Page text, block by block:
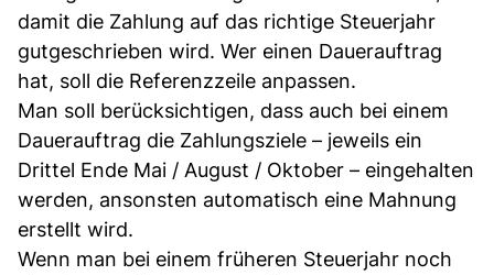
damit die Zahlung auf das richtige Steuerjahr
gutgeschrieben wird. Wer einen Dauerauftrag
hat, soll die Referenzzeile anpassen.
Man soll berücksichtigen, dass auch bei einem
Dauerauftrag die Zahlungsziele – jeweils ein
Drittel Ende Mai / August / Oktober – eingehalten
werden, ansonsten automatisch eine Mahnung
erstellt wird.
Wenn man bei einem früheren Steuerjahr noch